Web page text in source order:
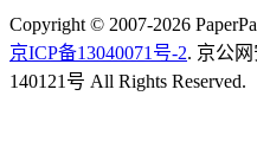
Copyright © 2007-2026
京ICP备13040071号-2. 京公网
140121号 All Rights Reserved.